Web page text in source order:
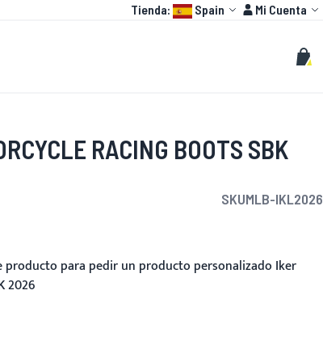
Language:
Tienda: Spain Cuenta
Mi Cuenta
Buscar
Mi
RACING BOOTS SBK
SKUMLB-IKL2026
producto para pedir un producto personalizado Iker
2026